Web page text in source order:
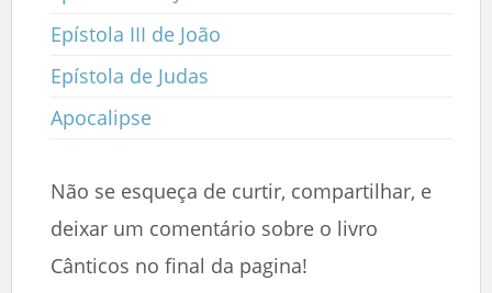
Epístola III de João
Epístola de Judas
Apocalipse
Não se esqueça de curtir, compartilhar, e
deixar um comentário sobre o livro
Cânticos no final da pagina!